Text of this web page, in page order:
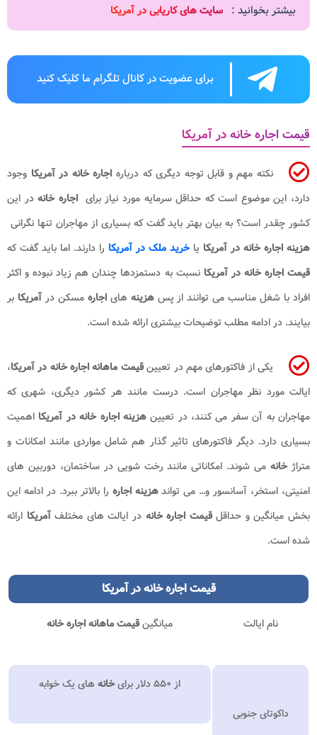
بیشتر بخوانید : سایت های کاریابی در آمریکا
برای عضویت در کانال تلگرام ما کلیک کنید
قیمت اجاره خانه در آمریکا
نکته مهم و قابل توجه دیگری که درباره اجاره خانه در آمریکا وجود
دارد، این موضوع است که حداقل سرمایه مورد نیاز برایاجاره خانهدر این
کشور چقدر است؟ به بیان بهتر باید گفت که بسیاری از مهاجران تنها نگرانی
هزینه اجاره خانه در آمریکا یاخرید ملک در آمریکا را دارند. اما باید گفت که
قیمت اجاره خانه در آمریکا نسبت به دستمزدها چندان هم زیاد نبوده و اکثر
افراد با شغل مناسب می توانند از پسهزینه هایاجاره مسکن درآمریکا بر
بیایند. در ادامه مطلب توضیحات بیشتری ارائه شده است.
یکی از فاکتورهای مهم در تعیینقیمت ماهانه اجاره خانه در آمریکا،
ایالت مورد نظر مهاجران است. درست مانند هر کشور دیگری، شهری که
مهاجران به آن سفر می کنند، در تعیینهزینه اجاره خانه در آمریکا اهمیت
بسیاری دارد. دیگر فاکتورهای تاثیر گذار هم شامل مواردی مانند امکانات و
متراژخانه می شوند. امکاناتی مانند رخت شویی در ساختمان، دوربین های
امنیتی، استخر، آسانسور و… می تواندهزینه اجاره را بالاتر ببرد. در ادامه این
بخش میانگین و حداقلقیمت اجاره خانه در ایالت های مختلفآمریکا ارائه
شده است.
قیمت اجاره خانه در آمریکا
نام ایالت میانگینقیمت ماهانه اجاره خانه
داکوتای جنوبی
از ۵۵۰ دلار برای خانه های یک خوابه